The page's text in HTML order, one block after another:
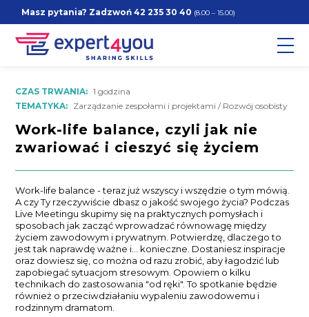
Masz pytania? Zadzwoń42 235 30 40 (8.00 – 15.00)
CZAS TRWANIA: 1 godzina
TEMATYKA: Zarządzanie zespołami i projektami / Rozwój osobisty
Work-life balance, czyli jak nie
zwariować i cieszyć się życiem
Work-life balance - teraz już wszyscy i wszędzie o tym mówią.
A czy Ty rzeczywiście dbasz o jakość swojego życia? Podczas
Live Meetingu skupimy się na praktycznych pomysłach i
sposobach jak zacząć wprowadzać równowagę między
życiem zawodowym i prywatnym. Potwierdzę, dlaczego to
jest tak naprawdę ważne i... konieczne. Dostaniesz inspiracje
oraz dowiesz się, co można od razu zrobić, aby łagodzić lub
zapobiegać sytuacjom stresowym. Opowiem o kilku
technikach do zastosowania "od ręki". To spotkanie będzie
również o przeciwdziałaniu wypaleniu zawodowemu i
rodzinnym dramatom.